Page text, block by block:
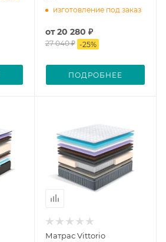
изготовление под заказ
от20 280 ₽
27 040 ₽ -25%
ПОДРОБНЕЕ
Матрас Vittorio